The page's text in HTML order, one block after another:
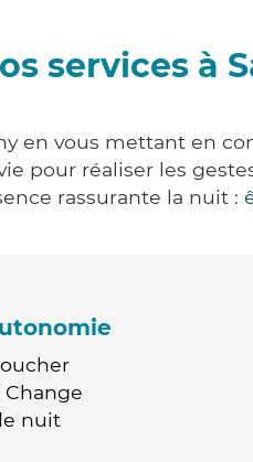
services à
en vous mettant en
pour réaliser les
rassurante la nuit :
nuit